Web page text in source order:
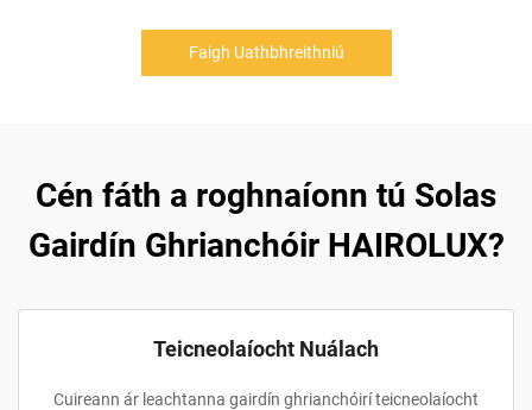
Faigh Uathbhreithniú
Cén fáth a roghnaíonn tú Solas
Gairdín Ghrianchóir HAIROLUX?
Teicneolaíocht Nuálach
Cuireann ár leachtanna gairdín ghrianchóirí teicneolaíocht